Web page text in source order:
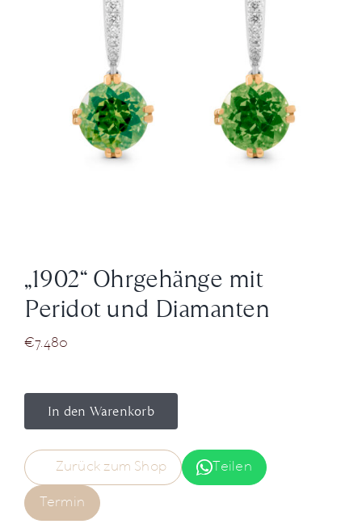
„1902“ Ohrgehänge mit
Peridot und Diamanten
€7.480
In den Warenkorb
Zurück zum Shop
Teilen
Termin